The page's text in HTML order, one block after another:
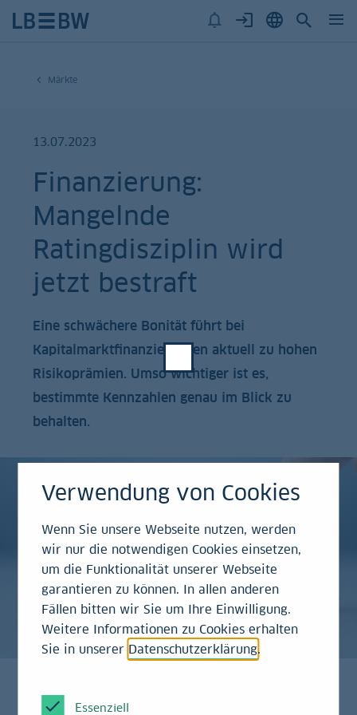
Märkte
13.07.2023
Finanzierung:
Mangelnde
Ratingdisziplin wird
jetzt bestraft
Eine schwächere Bonität führt bei
Kapitalmarktfinanzierungen aktuell zu hohen
Risikoprämien. Umso wichtiger ist es,
bestimmte Kennzahlen genau im Blick zu
behalten.
Verwendung von Cookies
Wenn Sie unsere Webseite nutzen, werden
wir nur die notwendigen Cookies einsetzen,
um die Funktionalität unserer Webseite
garantieren zu können. In allen anderen
Fällen bitten wir Sie um Ihre Einwilligung.
Weitere Informationen zu Cookies erhalten
Sie in unserer Datenschutzerklärung.
Essenziell